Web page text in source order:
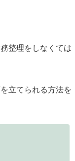
整理をしなくては
立てられる方法を